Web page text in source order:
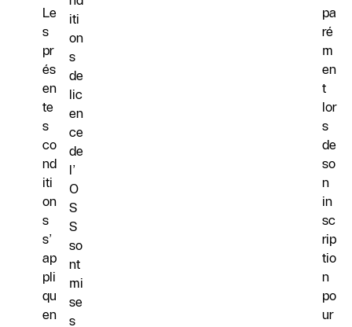
Le
s
pr
és
en
te
s
co
nd
iti
on
s
s’
ap
pli
qu
en
iti
on
s
de
lic
en
ce
de
l’
O
S
S
so
nt
mi
se
s
pa
ré
m
en
t
lor
s
de
so
n
in
sc
rip
tio
n
po
ur